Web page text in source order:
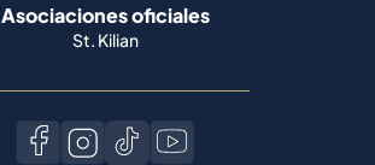
Asociaciones oficiales
St. Kilian